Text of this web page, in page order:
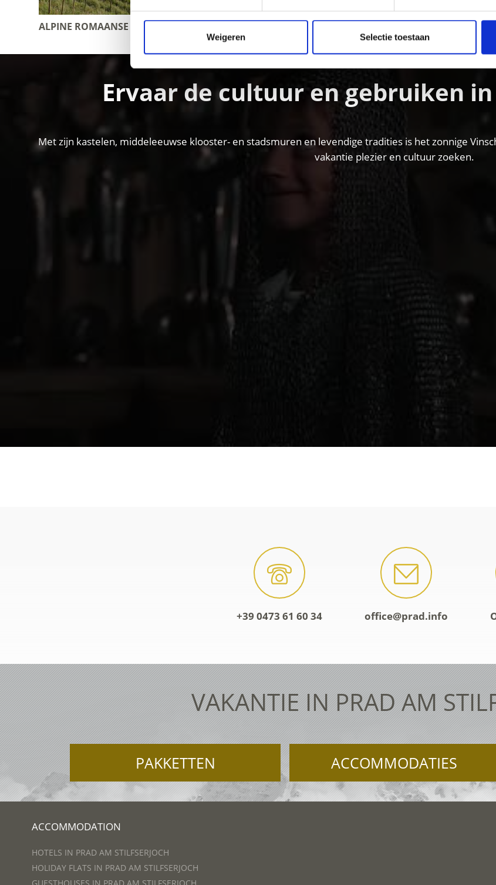
Weigeren Selectie toestaan
ALPINE ROMAANSE ROAD KERKEN & BURCHTEN
Ervaar de cultuur en gebruiken
Met zijn kastelen, middeleeuwse klooster- en stadsmuren en levendige tradities is het zonnige
vakantie plezier en cultuur zoeken.
+39 0473 61 60 34 office@prad.info
VAKANTIE IN PRAD AM
PAKKETTEN ACCOMMODATIES
ACCOMMODATION
HOTELS IN PRAD AM STILFSERJOCH
HOLIDAY FLATS IN PRAD AM STILFSERJOCH